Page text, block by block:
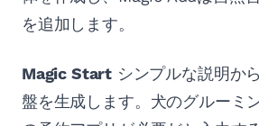
を追加します。
Magic Start シンプルな説明か
盤を生成します。犬のグルーミ